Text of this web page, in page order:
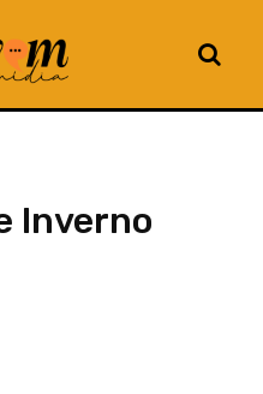
Inverno